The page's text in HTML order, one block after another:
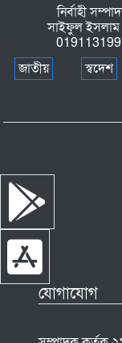
নির্বাহী
সাইফুল
জাতীয়
স্বদেশ
যোগাযোগ